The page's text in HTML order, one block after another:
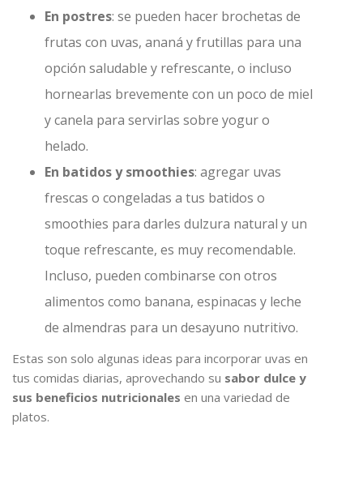
En postres: se pueden hacer brochetas de
frutas con uvas, ananá y frutillas para una
opción saludable y refrescante, o incluso
hornearlas brevemente con un poco de miel
y canela para servirlas sobre yogur o
helado.
En batidos y smoothies: agregar uvas
frescas o congeladas a tus batidos o
smoothies para darles dulzura natural y un
toque refrescante, es muy recomendable.
Incluso, pueden combinarse con otros
alimentos como banana, espinacas y leche
de almendras para un desayuno nutritivo.
Estas son solo algunas ideas para incorporar uvas en
tus comidas diarias, aprovechando su sabor dulce y
sus beneficios nutricionales en una variedad de
platos.